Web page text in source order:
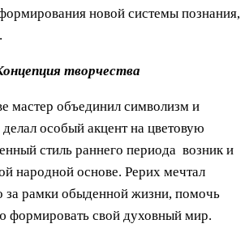
новой системы познания,
творчества
мастер объединил символизм и
особый акцент на цветовую
стиль раннего периода возник и
народной основе. Рерих мечтал
за рамки обыденной жизни, помочь
формировать свой духовный мир.